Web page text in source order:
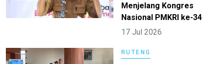
Menjelang Kongres
Nasional PMKRI ke-34
17 Jul 2026
RUTENG